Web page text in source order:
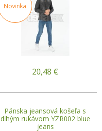
Novinka
20,48 €
Pánska jeansová košeľa s
dlhým rukávom YZR002 blue
jeans